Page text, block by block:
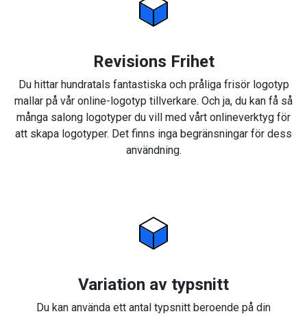
Revisions Frihet
Du hittar hundratals fantastiska och pråliga frisör logotyp
mallar på vår online-logotyp tillverkare. Och ja, du kan få så
många salong logotyper du vill med vårt onlineverktyg för
att skapa logotyper. Det finns inga begränsningar för dess
användning.
Variation av typsnitt
Du kan använda ett antal typsnitt beroende på din